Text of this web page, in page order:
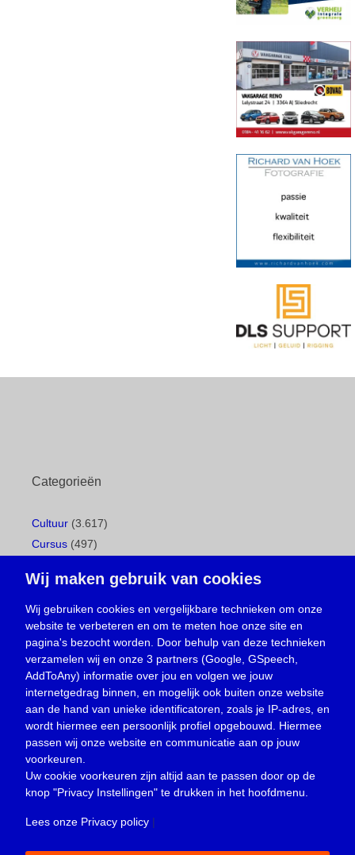
Categorieën
Cultuur (3.617)
Cursus (497)
Gemeentepagina(104)
Ingezonden brief(539)
Media(156)
Nieuws (23.330)
Oproep(734)
Overlijden(39)
Podcast(18)
prijsvraag (5)
Religie (1.438)
Service(226)
Wij maken gebruik van cookies
Wij gebruiken cookies en vergelijkbare technieken om onze
website te verbeteren en om te meten hoe onze site en
pagina's bezocht worden. Door behulp van deze technieken
verzamelen wij en onze 3 partners (Google, GSpeech,
AddToAny) informatie over jou en volgen we jouw
internetgedrag binnen, en mogelijk ook buiten onze website
aan de hand van unieke identificatoren, zoals je IP-adres, en
wordt hiermee een persoonlijk profiel opgebouwd. Hiermee
passen wij onze website en communicatie aan op jouw
voorkeuren.
Uw cookie voorkeuren zijn altijd aan te passen door op de
knop "Privacy Instellingen" te drukken in het hoofdmenu.
Lees onze Privacy policy |